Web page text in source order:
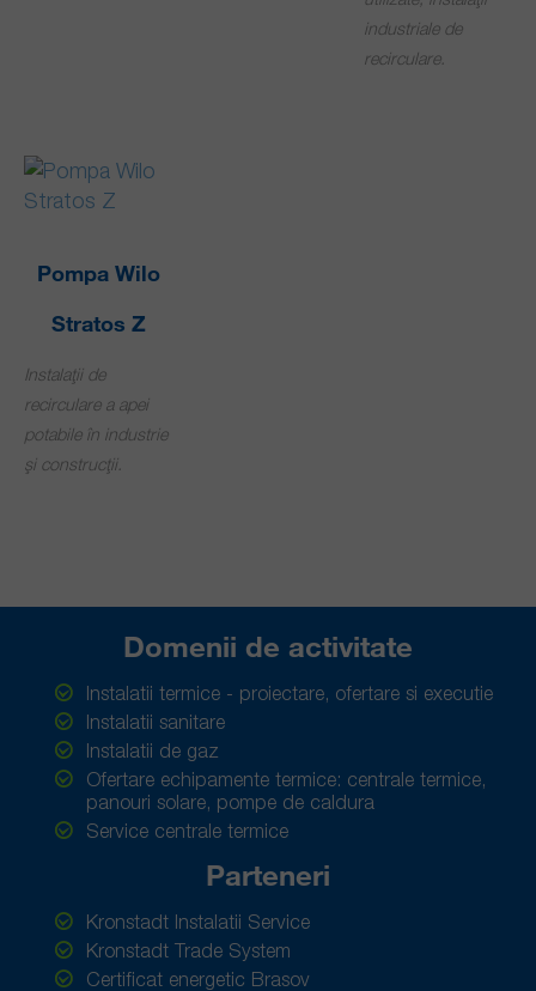
industriale de
recirculare.
Pompa Wilo
Stratos Z
Instalaţii de
recirculare a apei
potabile în industrie
şi construcţii.
Domenii de activitate
Instalatii termice - proiectare, ofertare si executie
Instalatii sanitare
Instalatii de gaz
Ofertare echipamente termice: centrale termice,
panouri solare, pompe de caldura
Service centrale termice
Parteneri
Kronstadt Instalatii Service
Kronstadt Trade System
Certificat energetic Brasov